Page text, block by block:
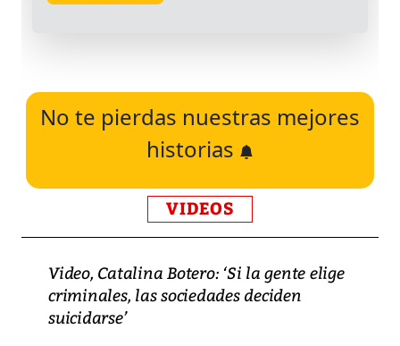
No te pierdas nuestras mejores
historias
VIDEOS
Video, Catalina Botero: ‘Si la gente elige
criminales, las sociedades deciden
suicidarse’